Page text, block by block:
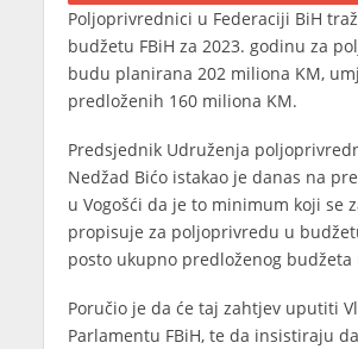
Poljoprivrednici u Federaciji BiH
budžetu FBiH za 2023. godinu za
budu planirana 202 miliona KM,
predloženih 160 miliona KM.
Predsjednik Udruženja
Nedžad Bićo istakao je danas na
u Vogošći da je to minimum koji se
propisuje za poljoprivredu u
posto ukupno predloženog budžeta
Poručio je da će taj zahtjev uputiti
Parlamentu FBiH, te da insistiraju